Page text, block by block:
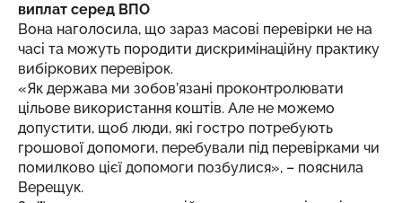
виплат серед ВПО
Вона наголосила, що зараз масові перевірки не на
часі та можуть породити дискримінаційну практику
вибіркових перевірок.
«Як держава ми зобов’язані проконтролювати
цільове використання коштів. Але не можемо
допустити, щоб люди, які гостро потребують
грошової допомоги, перебували під перевірками чи
помилково цієї допомоги позбулися», – пояснила
Верещук.